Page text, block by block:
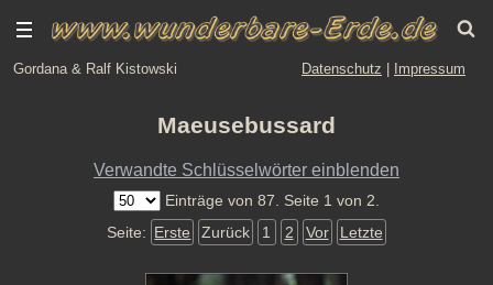
Gordana & Ralf Kistowski Datenschutz Impressum
Maeusebussard
Verwandte Schlüsselwörter einblenden
Einträge von 87. Seite 1 von 2.
Seite: Erste Zurück 1 2 Vor Letzte